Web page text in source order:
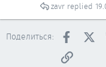
zavr
Поделиться:
Ссылка